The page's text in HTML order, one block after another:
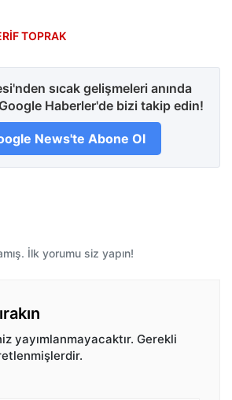
TOPRAK
sıcak gelişmeleri anında
Haberler'de bizi takip edin!
News'te Abone Ol
İlk yorumu siz yapın!
yayımlanmayacaktır. Gerekli